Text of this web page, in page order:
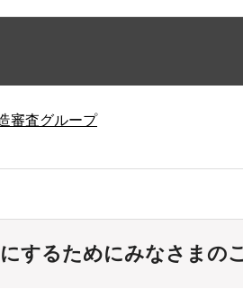
審査グループ
するためにみなさまの